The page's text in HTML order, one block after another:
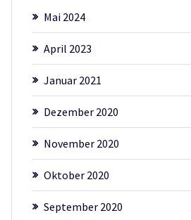
Mai 2024
April 2023
Januar 2021
Dezember 2020
November 2020
Oktober 2020
September 2020